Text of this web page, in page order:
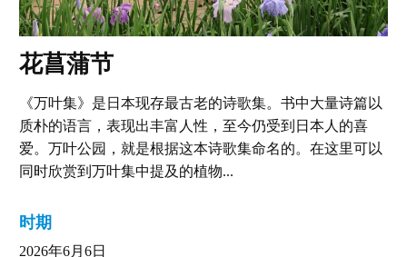
花菖蒲节
《万叶集》是日本现存最古老的诗歌集。书中大量诗篇以
质朴的语言，表现出丰富人性，至今仍受到日本人的喜
爱。万叶公园，就是根据这本诗歌集命名的。在这里可以
同时欣赏到万叶集中提及的植物...
时期
2026年6月6日